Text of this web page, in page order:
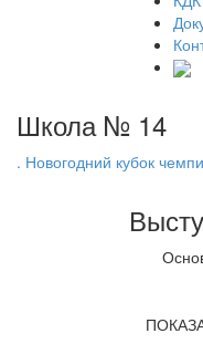
Школа № 14
. Новогодний кубок